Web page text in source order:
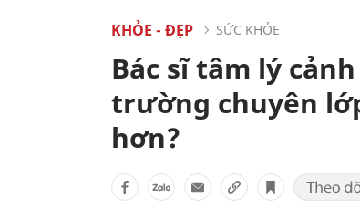
KHỎE - ĐẸP SỨC KHỎE
Bác sĩ tâm lý
trường chuyên
hơn?